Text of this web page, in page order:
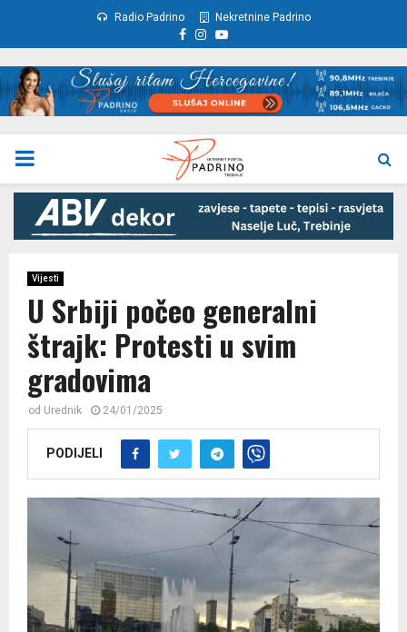
Radio Padrino Nekretnine Padrino
Facebook
Instagram
Youtube
PRIMARY
MENU
Vijesti
U Srbiji počeo generalni
štrajk: Protesti u svim
gradovima
od Urednik 24/01/2025
PODIJELI